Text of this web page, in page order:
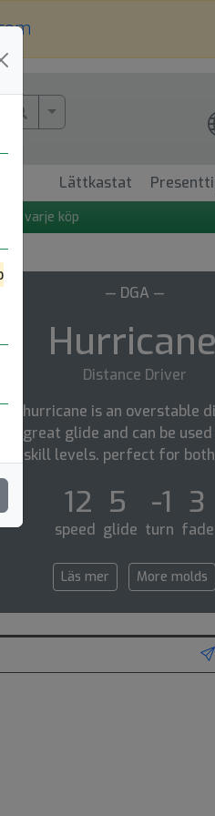
More Search..
Lättkastat
på varje köp
— DGA —
Hurricane
Distance Driver
hurricane is an overstable
great glide and can be
all skill levels. perfect for both
12 5 -1 3
speed glide turn fade
Läs mer More molds